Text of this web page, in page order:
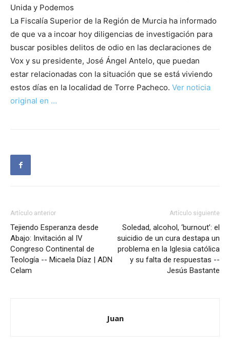
Unida y Podemos
La Fiscalía Superior de la Región de Murcia ha informado
de que va a incoar hoy diligencias de investigación para
buscar posibles delitos de odio en las declaraciones de
Vox y su presidente, José Ángel Antelo, que puedan
estar relacionadas con la situación que se está viviendo
estos días en la localidad de Torre Pacheco. Ver noticia
original en …
Artículo anterior
Tejiendo Esperanza desde
Abajo: Invitación al IV
Congreso Continental de
Teología -- Micaela Díaz | ADN
Celam
Artículo siguiente
Soledad, alcohol, ‘burnout’: el
suicidio de un cura destapa un
problema en la Iglesia católica
y su falta de respuestas --
Jesús Bastante
Juan